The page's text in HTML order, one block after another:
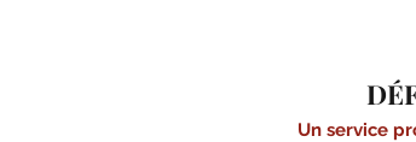
Un service